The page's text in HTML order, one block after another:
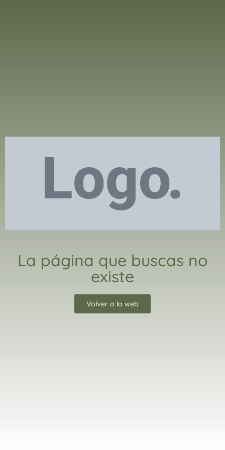
La página que buscas no
existe
Volver a la web